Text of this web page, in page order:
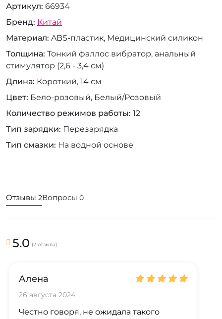
Артикул 66934
Бренд Китай
Материал ABS-пластик, Медицинский силикон
Толщина Тонкий фаллос вибратор, анальный
стимулятор (2,6 - 3,4 см)
Длина Короткий, 14 см
Цвет Бело-розовый, Белый/Розовый
Количество режимов работы 12
Тип зарядки Перезарядка
Тип смазки На водной основе
Отзывы 2Вопросы 0
5.0 (2 отзыва)
Алена
26 августа 2024
Честно говоря, не ожидала такого